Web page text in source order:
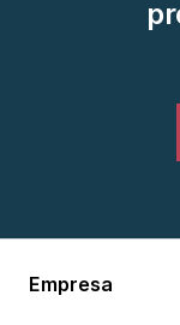
Empresa